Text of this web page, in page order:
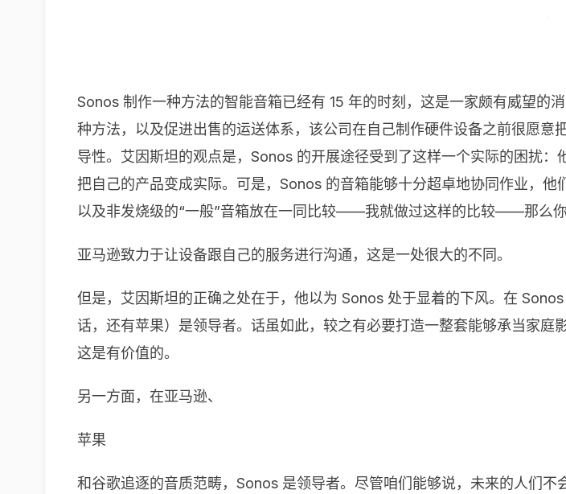
Sonos 制作一种方法的智能音箱已经有 15 年的时刻，这是一家颇有威望的
种方法，以及促进出售的运送体系，该公司在自己制作硬件设备之前很愿
导性。艾因斯坦的观点是，Sonos 的开展途径受到了这样一个实际的困扰
把自己的产品变成实际。可是，Sonos 的音箱能够十分超卓地协同作业，
以及非发烧级的“一般”音箱放在一同比较——我就做过这样的比较——那么
亚马逊致力于让设备跟自己的服务进行沟通，这是一处很大的不同。
但是，艾因斯坦的正确之处在于，他以为 Sonos 处于显着的下风。在
话，还有苹果）是领导者。话虽如此，较之有必要打造一整套能够承当家庭
这是有价值的。
另一方面，在亚马逊、
苹果
和谷歌追逐的音质范畴，Sonos 是领导者。尽管咱们能够说，未来的人们